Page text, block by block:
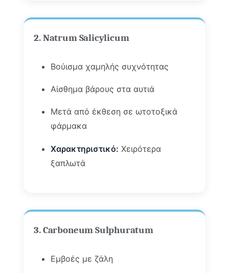
2. Natrum Salicylicum
Βούισμα χαμηλής συχνότητας
Αίσθημα βάρους στα αυτιά
Μετά από έκθεση σε ωτοτοξικά
φάρμακα
Χαρακτηριστικό: Χειρότερα
ξαπλωτά
3. Carboneum Sulphuratum
Εμβοές με ζάλη